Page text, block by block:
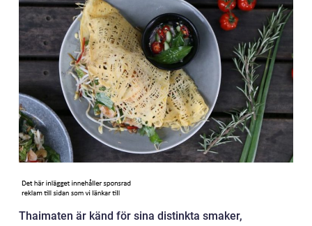
Thaimaten är känd för sina distinkta smaker,